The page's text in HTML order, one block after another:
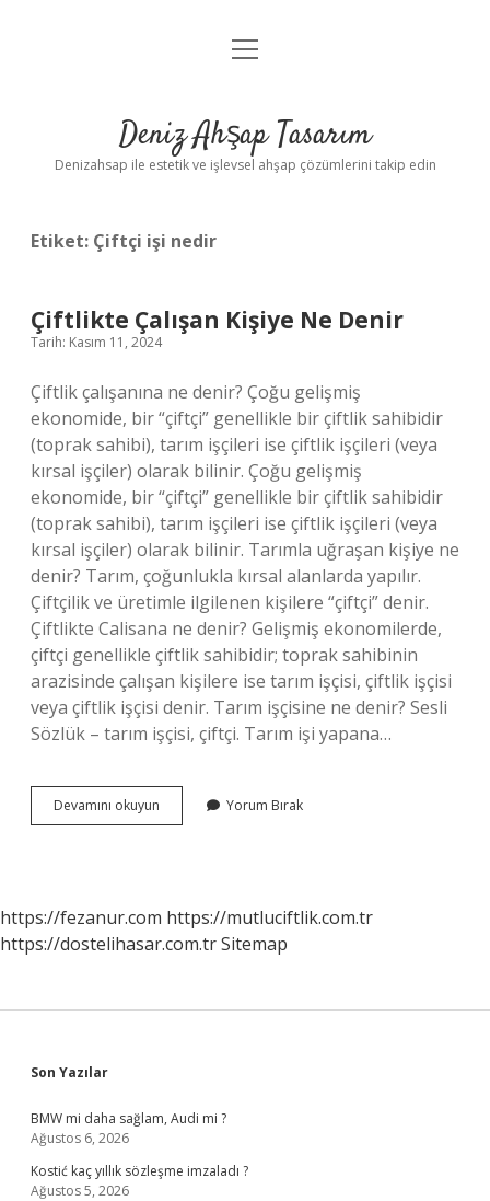
Anasayfa
Yasal Uyarı
menüyü
Deniz Ahşap Tasarım
Denizahsap ile estetik ve işlevsel ahşap çözümlerini takip edin
Etiket: Çiftçi işi nedir
Çiftlikte Çalışan Kişiye Ne Denir
Tarih: Kasım 11, 2024
Çiftlik çalışanına ne denir? Çoğu gelişmiş
ekonomide, bir “çiftçi” genellikle bir çiftlik sahibidir
(toprak sahibi), tarım işçileri ise çiftlik işçileri (veya
kırsal işçiler) olarak bilinir. Çoğu gelişmiş
ekonomide, bir “çiftçi” genellikle bir çiftlik sahibidir
(toprak sahibi), tarım işçileri ise çiftlik işçileri (veya
kırsal işçiler) olarak bilinir. Tarımla uğraşan kişiye ne
denir? Tarım, çoğunlukla kırsal alanlarda yapılır.
Çiftçilik ve üretimle ilgilenen kişilere “çiftçi” denir.
Çiftlikte Calisana ne denir? Gelişmiş ekonomilerde,
çiftçi genellikle çiftlik sahibidir; toprak sahibinin
arazisinde çalışan kişilere ise tarım işçisi, çiftlik işçisi
veya çiftlik işçisi denir. Tarım işçisine ne denir? Sesli
Sözlük – tarım işçisi, çiftçi. Tarım işi yapana…
Devamını okuyun
Çalışan
Yorum Bırak
https://fezanur.com https://mutluciftlik.com.tr
https://dostelihasar.com.trSitemap
Sidebar
Son Yazılar
BMW mi daha sağlam, Audi mi ?
Ağustos 6, 2026
Kostić kaç yıllık sözleşme imzaladı ?
Ağustos 5, 2026